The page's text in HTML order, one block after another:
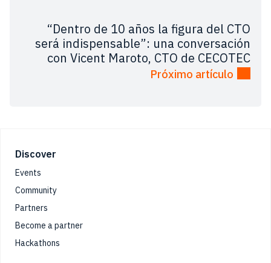
“Dentro de 10 años la figura del CTO
será indispensable”: una conversación
con Vicent Maroto, CTO de CECOTEC
Próximo artículo
Footer
Discover
Events
Community
Partners
Become a partner
Hackathons